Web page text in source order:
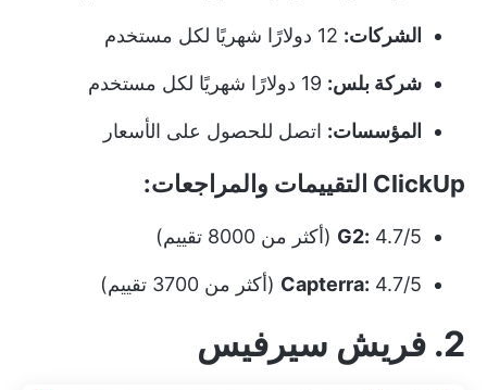
الشركات:
شركة بلس:
المؤسسات: اتصل للحصول على الأسعار
ClickUp التقييمات والمراجعات:
G2: 4.7/5 (أكثر من 8000 تقييم)
Capterra: 4.7/5 (أكثر من 3700 تقييم)
2. فريش سيرفيس